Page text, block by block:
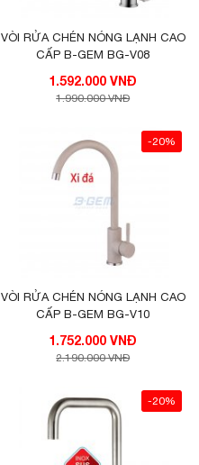
VÒI RỬA CHÉN NÓNG LẠNH CAO
CẤP B-GEM BG-V08
1.592.000 VNĐ
1.990.000 VNĐ
-20%
VÒI RỬA CHÉN NÓNG LẠNH CAO
CẤP B-GEM BG-V10
1.752.000 VNĐ
2.190.000 VNĐ
-20%